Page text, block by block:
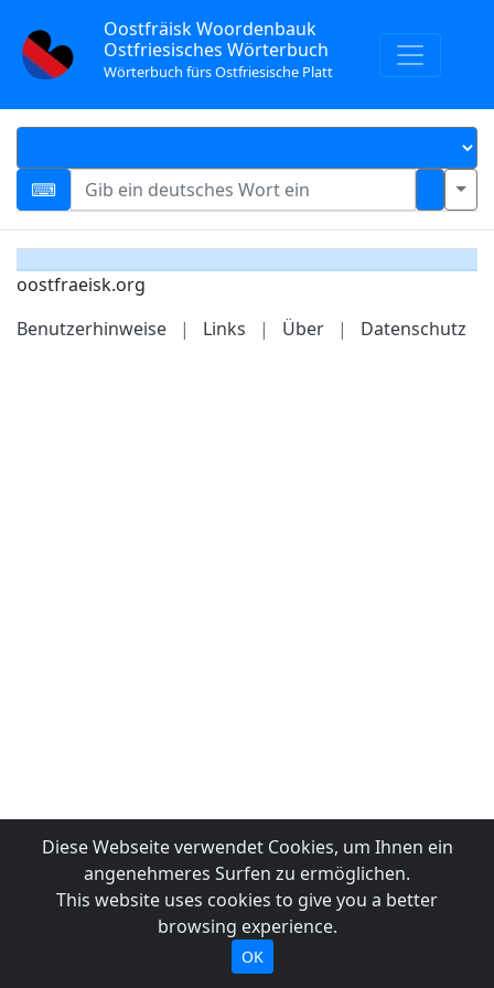
Oostfräisk Woordenbauk
Ostfriesisches Wörterbuch
Wörterbuch fürs Ostfriesische Platt
oostfraeisk.org
Benutzerhinweise
| Links | Über | Datenschutz
Diese Webseite verwendet Cookies, um Ihnen ein
angenehmeres Surfen zu ermöglichen.
This website uses cookies to give you a better
browsing experience.
OK